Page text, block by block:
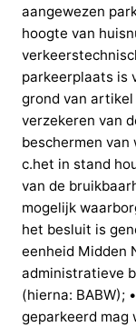
aangewezen
hoogte van
parkeerplaats is
grond van artikel
verzekeren van
beschermen van
c.het in stand
van de
mogelijk
het besluit is
eenheid Midden
administratieve
(hierna: BABW);
geparkeerd mag